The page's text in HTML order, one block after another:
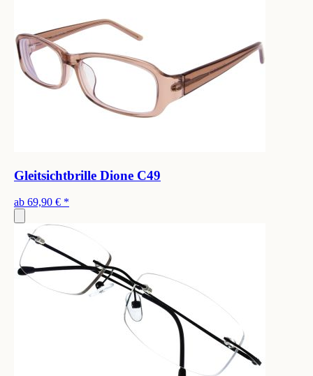
Gleitsichtbrille Dione C49
ab 69,90 € *